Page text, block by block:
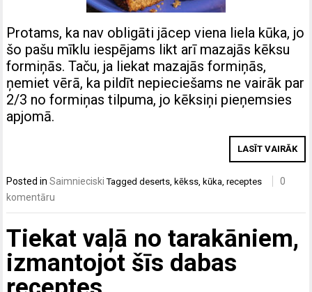
Protams, ka nav obligāti jācep viena liela kūka, jo
šo pašu mīklu iespējams likt arī mazajās kēksu
formiņās. Taču, ja liekat mazajās formiņās,
ņemiet vērā, ka pildīt nepieciešams ne vairāk par
2/3 no formiņas tilpuma, jo kēksiņi pieņemsies
apjomā.
LASĪT VAIRĀK
Posted inSaimnieciski Taggeddeserts kēkss kūka ,receptes
0
komentāru
Tiekat vaļā no tarakāniem,
izmantojot šīs dabas